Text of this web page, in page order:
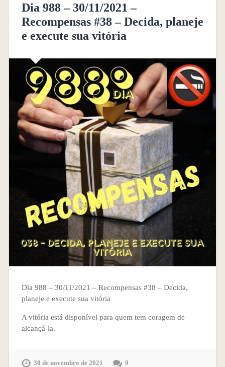
Dia 988 – 30/11/2021 –
Recompensas #38 – Decida, planeje
e execute sua vitória
Dia 988 – 30/11/2021 – Recompensas #38 – Decida,
planeje e execute sua vitória
A vitória está disponível para quem tem coragem de
alcançá-la.
30 de novembro de 2021 0